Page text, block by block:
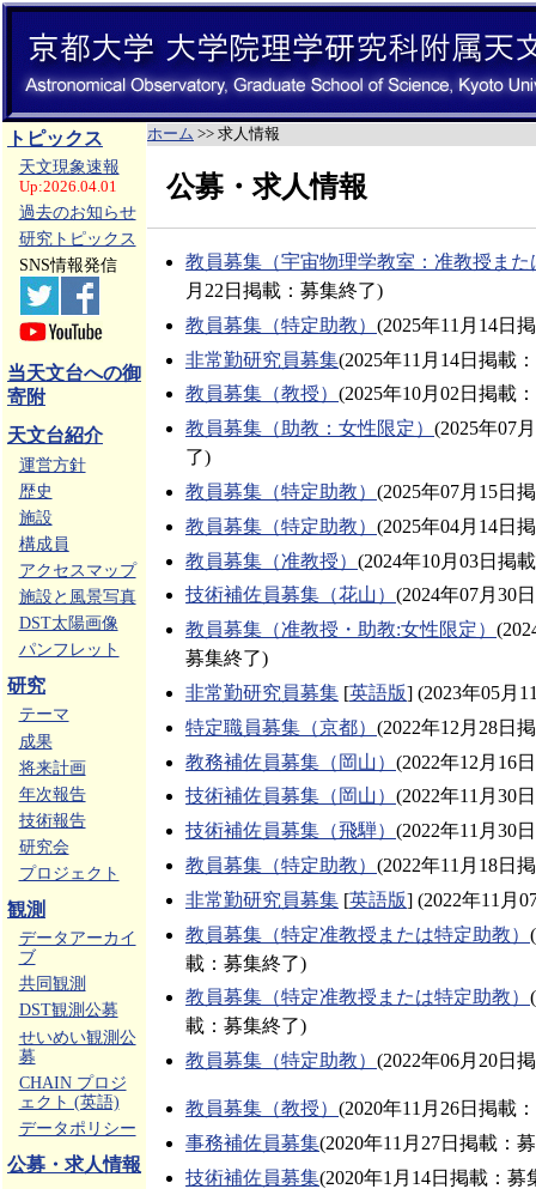
トピックス
天文現象速報
Up:2026.04.01
過去のお知らせ
研究トピックス
SNS情報発信
当天文台への御
寄附
天文台紹介
運営方針
歴史
施設
構成員
アクセスマップ
施設と風景写真
DST太陽画像
パンフレット
研究
テーマ
成果
将来計画
年次報告
技術報告
研究会
プロジェクト
観測
データアーカイ
ブ
共同観測
DST観測公募
せいめい観測公
募
CHAIN プロジ
ェクト (英語)
データポリシー
公募・求人情報
ホーム >> 求人情報
公募・求人情報
教員募集（宇宙物理学教室：准教授また
月22日掲載：募集終了)
教員募集（特定助教） (2025年11月14日
非常勤研究員募集(2025年11月14日掲載
教員募集（教授） (2025年10月02日掲載
教員募集（助教：女性限定） (2025年07
了)
教員募集（特定助教） (2025年07月15日
教員募集（特定助教） (2025年04月14日
教員募集（准教授） (2024年10月03日掲
技術補佐員募集（花山） (2024年07月30
教員募集（准教授・助教:女性限定）
募集終了)
非常勤研究員募集 [英語版] (2023年05月
特定職員募集（京都） (2022年12月28日
教務補佐員募集（岡山） (2022年12月16
技術補佐員募集（岡山） (2022年11月30
技術補佐員募集（飛騨） (2022年11月30
教員募集（特定助教） (2022年11月18日
非常勤研究員募集 [英語版] (2022年11月
教員募集（特定准教授または特定助教）
載：募集終了)
教員募集（特定准教授または特定助教）
載：募集終了)
教員募集（特定助教） (2022年06月20日
教員募集（教授） (2020年11月26日掲載
事務補佐員募集(2020年11月27日掲載：
技術補佐員募集(2020年1月14日掲載：募